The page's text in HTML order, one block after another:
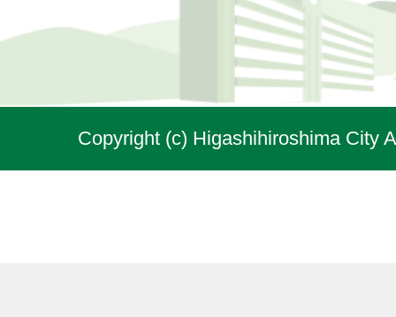
Copyright (c) Higashihiroshima City